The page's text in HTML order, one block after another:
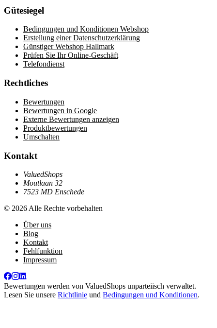
Gütesiegel
Bedingungen und Konditionen Webshop
Erstellung einer Datenschutzerklärung
Günstiger Webshop Hallmark
Prüfen Sie Ihr Online-Geschäft
Telefondienst
Rechtliches
Bewertungen
Bewertungen in Google
Externe Bewertungen anzeigen
Produktbewertungen
Umschalten
Kontakt
ValuedShops
Moutlaan 32
7523 MD Enschede
© 2026 Alle Rechte vorbehalten
Über uns
Blog
Kontakt
Fehlfunktion
Impressum
Bewertungen werden von ValuedShops unparteiisch verwaltet.
Lesen Sie unsere Richtlinie und Bedingungen und Konditionen.